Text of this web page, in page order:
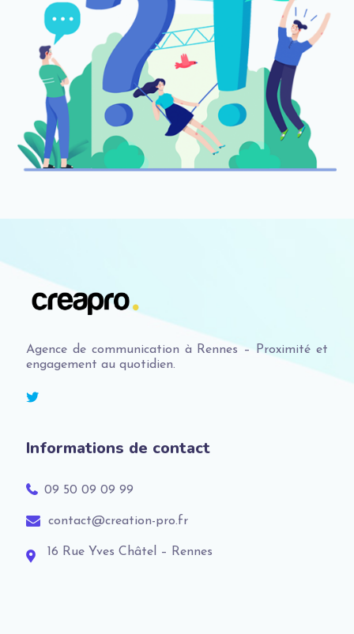
Agence de communication à Rennes – Proximité et
engagement au quotidien.
Informations de contact
09 50 09 09 99
contact@creation-pro.fr
16 Rue Yves Châtel – Rennes